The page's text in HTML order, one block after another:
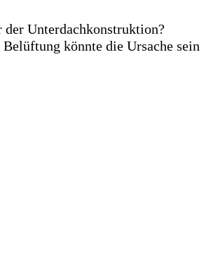
der Unterdachkonstruktion?
könnte die Ursache sein